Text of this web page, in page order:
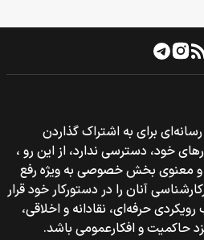
برای به اشتراک گذاردن
خود، دسترسی ندارد، از این رو ،
و معنوی بخش خصوصی به ویژه رفع
آنان را در دستورکار خود قرار
حرفه‌ای، نقادانه و اخلاقی،
حاکمیت و افکارعمومی باشد.